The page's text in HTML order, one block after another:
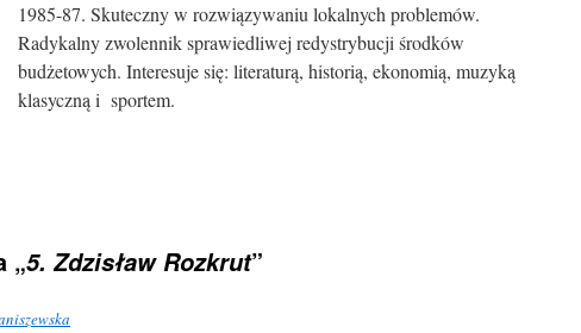
1985-87. Skuteczny w rozwiązywaniu lokalnych problemów.
Radykalny zwolennik sprawiedliwej redystrybucji środków
budżetowych. Interesuje się: literaturą, historią, ekonomią, muzyką
klasyczną i sportem.
„5. Zdzisław Rozkrut”